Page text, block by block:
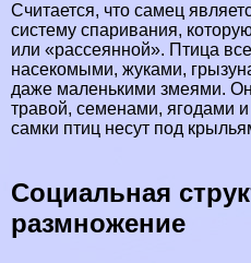
Считается, что самец
систему спаривания,
или «рассеянной». Птица
насекомыми, жуками,
даже маленькими змеями.
травой, семенами, ягодами и
самки птиц несут под
Социальная
размножение